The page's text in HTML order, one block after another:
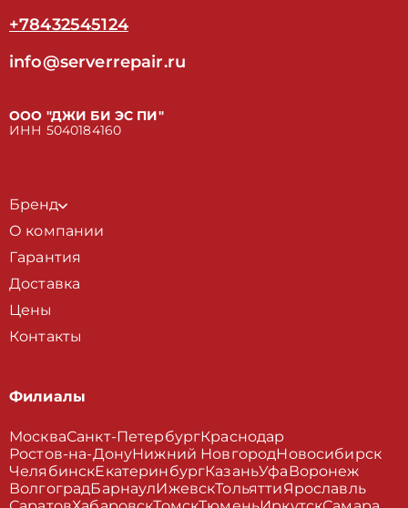
+78432545124
info@serverrepair.ru
ООО "ДЖИ БИ ЭС ПИ"
ИНН 5040184160
Бренд
О компании
Гарантия
Доставка
Цены
Контакты
Филиалы
МоскваСанкт-ПетербургКраснодар
Ростов-на-ДонуНижний НовгородНовосибирск
ЧелябинскЕкатеринбургКазаньУфаВоронеж
ВолгоградБарнаулИжевскТольяттиЯрославль